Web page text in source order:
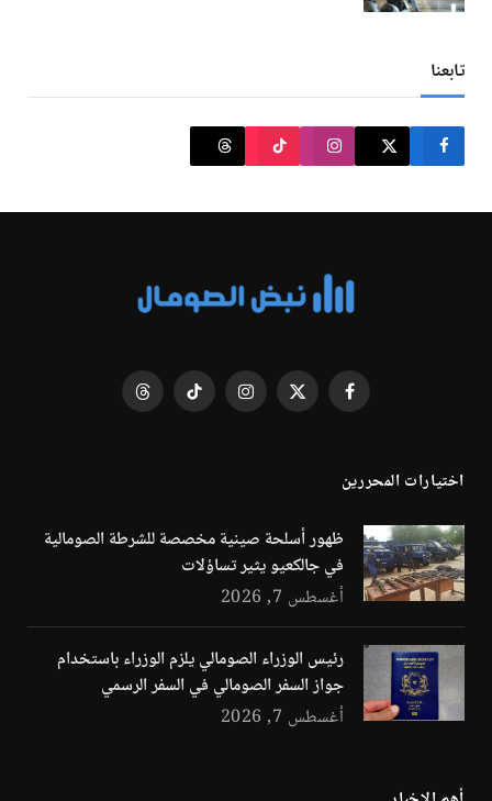
تابعنا
فيسبوك X
الانستغرامتيكتوك Threads
اختيارات المحررين
ظهور أسلحة صينية مخصصة للشرطة الصومالية
في جالكعيو يثير تساؤلات
أغسطس 7, 2026
رئيس الوزراء الصومالي يلزم الوزراء باستخدام
جواز السفر الصومالي في السفر الرسمي
أغسطس 7, 2026